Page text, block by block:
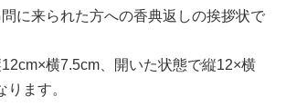
に来られた方への香典返しの挨拶状で
横7.5cm、開いた状態で縦12×横
ます。